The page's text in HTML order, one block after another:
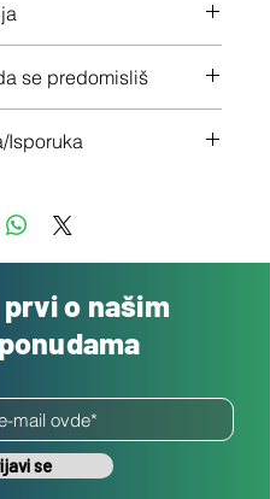
se predomisliš
Isporuka
o našim
se